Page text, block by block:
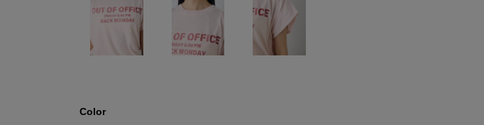
Color